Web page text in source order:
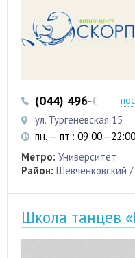
(044) 496-03-51
ул. Тургеневская 15
пн. — пт.:
Метро: Университет
Район: Шевченковский /
Школа танцев